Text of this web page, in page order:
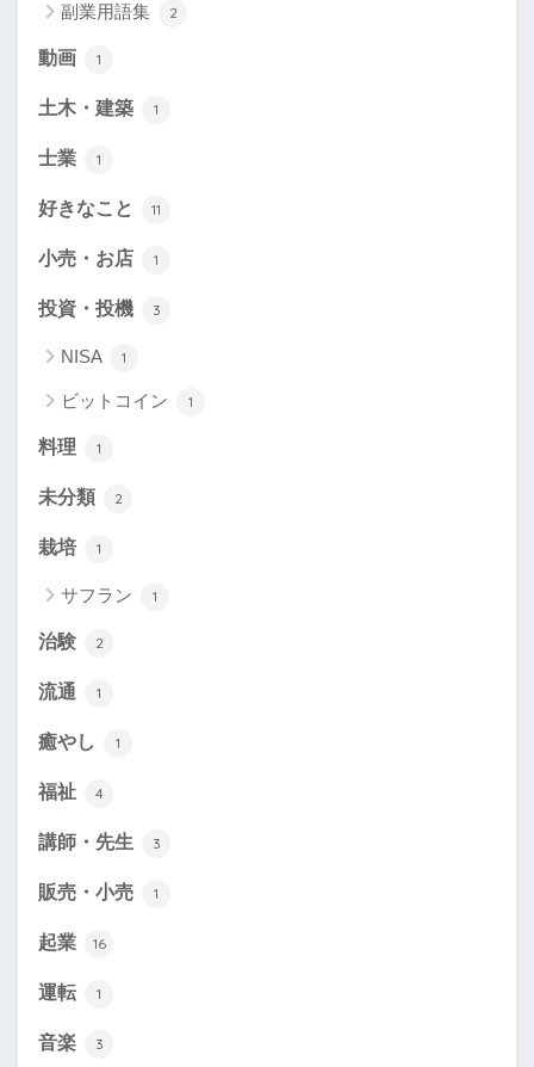
副業用語集 2
動画 1
土木・建築 1
士業 1
好きなこと 11
小売・お店 1
投資・投機 3
NISA 1
ビットコイン 1
料理 1
未分類 2
栽培 1
サフラン 1
治験 2
流通 1
癒やし 1
福祉 4
講師・先生 3
販売・小売 1
起業 16
運転 1
音楽 3